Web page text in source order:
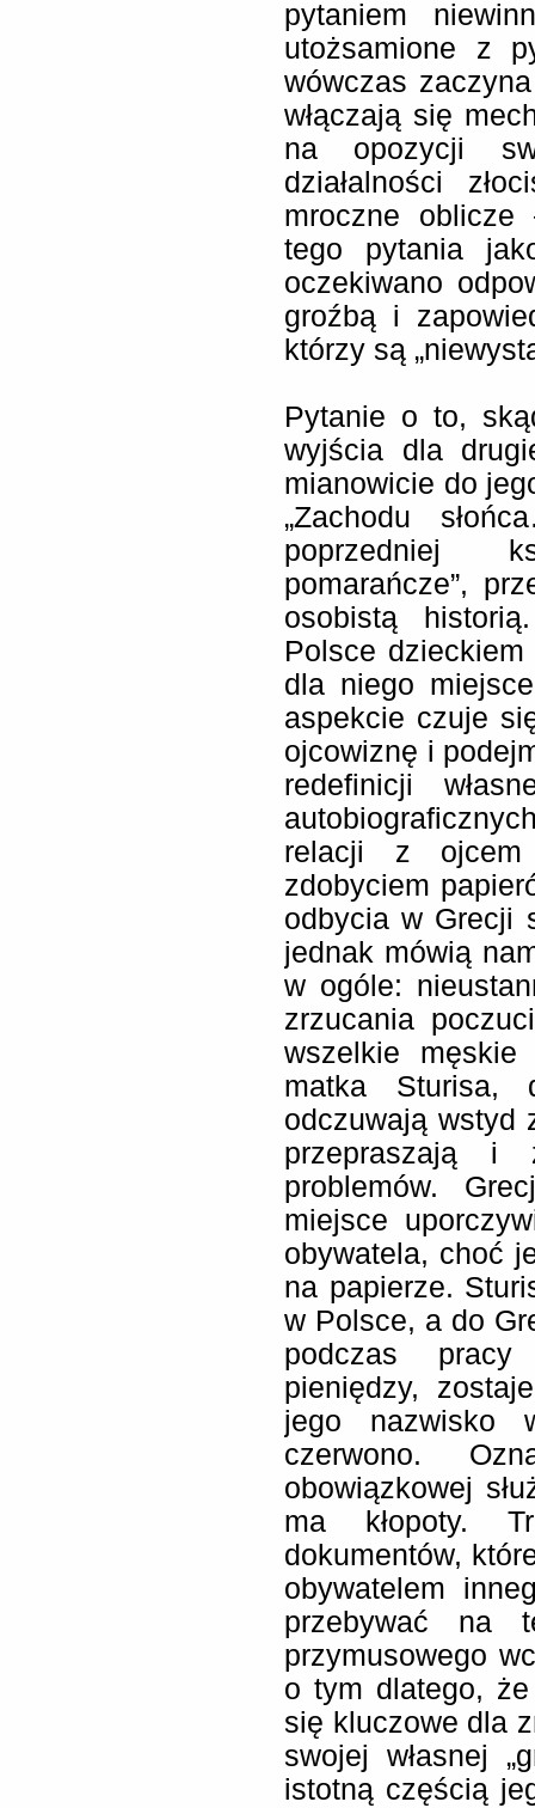
pytaniem
utożsamione z
wówczas
włączają się
na opozycji
działalności
mroczne
tego pytania
oczekiwano
groźbą i
którzy są
Pytanie o to,
wyjścia dla
mianowicie do
„Zachodu
poprzedniej
pomarańcze”,
osobistą
Polsce
dla niego
aspekcie czuje
ojcowiznę i
redefinicji
relacji z
zdobyciem
odbycia w Grecji
jednak mówią
w ogóle:
zrzucania
wszelkie
matka
odczuwają wstyd
przepraszają i
problemów.
miejsce
obywatela, choć
na papierze.
w Polsce, a do
podczas
pieniędzy,
jego nazwisko
czerwono.
obowiązkowej
ma kłopoty.
dokumentów,
obywatelem
przebywać na
przymusowego
o tym dlatego, że
się kluczowe dla
swojej własnej
istotną częścią